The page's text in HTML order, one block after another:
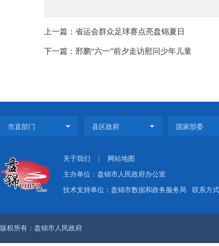
上一篇：省运会群众足球赛点亮盘锦夏日
下一篇：邢鹏“六一”前夕走访慰问少年儿童
关于我们 网站地图
主办单位：盘锦市人民政府办公室
技术支持单位：盘锦市数据和政务服务局 联系方
版权所有：盘锦市人民政府